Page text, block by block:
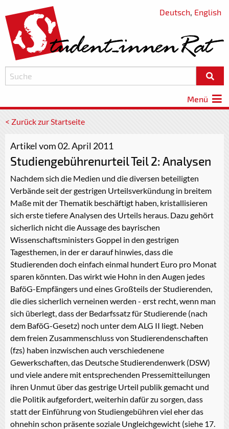
Deutsch, English
Menü
< Zurück zur Startseite
Artikel vom 02. April 2011
Studiengebührenurteil Teil 2: Analysen
Nachdem sich die Medien und die diversen beteiligten
Verbände seit der gestrigen Urteilsverkündung in breitem
Maße mit der Thematik beschäftigt haben, kristallisieren
sich erste tiefere Analysen des Urteils heraus. Dazu gehört
sicherlich nicht die Aussage des bayrischen
Wissenschaftsministers Goppel in den gestrigen
Tagesthemen, in der er darauf hinwies, dass die
Studierenden doch einfach einmal hundert Euro pro Monat
sparen könnten. Das wirkt wie Hohn in den Augen jedes
BaföG-Empfängers und eines Großteils der Studierenden,
die dies sicherlich verneinen werden - erst recht, wenn man
sich überlegt, dass der Bedarfssatz für Studierende (nach
dem BaföG-Gesetz) noch unter dem ALG II liegt. Neben
dem freien Zusammenschluss von Studierendenschaften
(fzs) haben inzwischen auch verschiedenene
Gewerkschaften, das Deutsche Studierendenwerk (DSW)
und viele andere mit entsprechenden Pressemitteilungen
ihren Unmut über das gestrige Urteil publik gemacht und
die Politik aufgefordert, weiterhin dafür zu sorgen, dass
statt der Einführung von Studiengebühren viel eher das
ohnehin schon präsente soziale Ungleichgewicht (siehe 17.